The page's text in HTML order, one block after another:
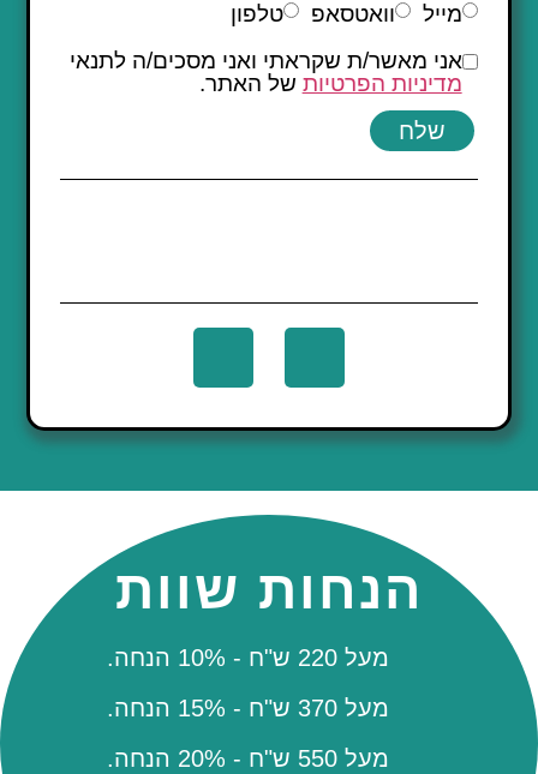
מייל וואטסאפ
טלפון
אני מאשר/ת שקראתי ואני מסכים/ה לתנאי
מדיניות הפרטיות של האתר.
שלח
הנחות שוות
מעל 220 ש"ח - 10% הנחה.
מעל 370 ש"ח - 15% הנחה.
מעל 550 ש"ח - 20% הנחה.